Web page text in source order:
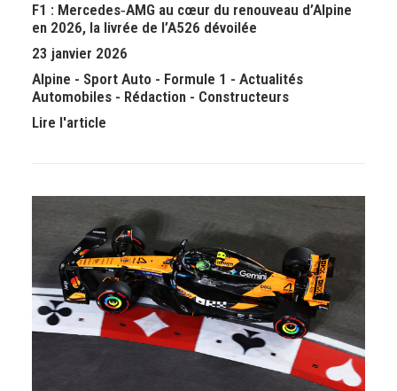
F1 : Mercedes‑AMG au cœur du renouveau d’Alpine
en 2026, la livrée de l’A526 dévoilée
23 janvier 2026
Alpine - Sport Auto - Formule 1 - Actualités
Automobiles - Rédaction - Constructeurs
Lire l'article